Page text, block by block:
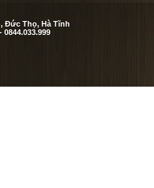
Đức Thọ, Hà Tĩnh
0844.033.999